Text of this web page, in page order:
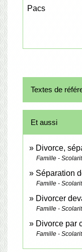
Pacs
Textes de
Et aussi
Divorce,
Famille -
Séparation
Famille -
Divorcer
Famille -
Divorce par
Famille -